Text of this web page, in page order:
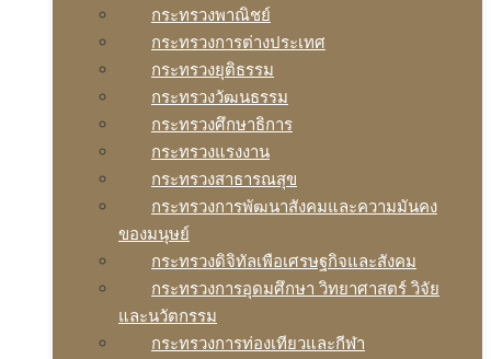
กระทรวงพาณิชย์
กระทรวงการต่างประเทศ
กระทรวงยุติธรรม
กระทรวงวัฒนธรรม
กระทรวงศึกษาธิการ
กระทรวงแรงงาน
กระทรวงสาธารณสุข
กระทรวงการพัฒนาสังคมและความมันคง
ของมนุษย์
กระทรวงดิจิทัลเพือเศรษฐกิจและสังคม
กระทรวงการอุดมศึกษา วิทยาศาสตร์ วิจัย
และนวัตกรรม
กระทรวงการท่องเทียวและกีฬา